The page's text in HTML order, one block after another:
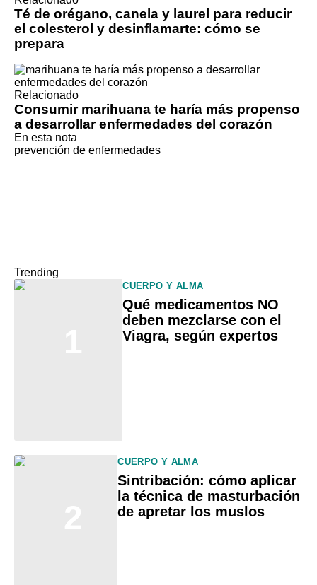
Té de orégano, canela y laurel para reducir
el colesterol y desinflamarte: cómo se
prepara
Relacionado
Consumir marihuana te haría más propenso
a desarrollar enfermedades del corazón
En esta nota
prevención de enfermedades
Trending
CUERPO Y ALMA
Qué medicamentos NO
deben mezclarse con el
Viagra, según expertos
CUERPO Y ALMA
Sintribación: cómo aplicar
la técnica de masturbación
de apretar los muslos